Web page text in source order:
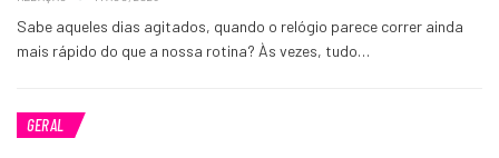
Sabe aqueles dias agitados, quando o relógio parece correr ainda
mais rápido do que a nossa rotina? Às vezes, tudo…
GERAL